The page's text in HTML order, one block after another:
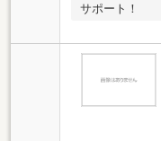
サポート！